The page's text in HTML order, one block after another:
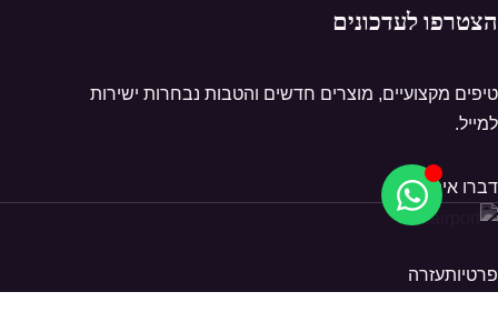
הצטרפו לעדכונים
טיפים מקצועיים, מוצרים חדשים והטבות נבחרות ישירות
למייל.
דברו איתנו
פרטיותעזרה